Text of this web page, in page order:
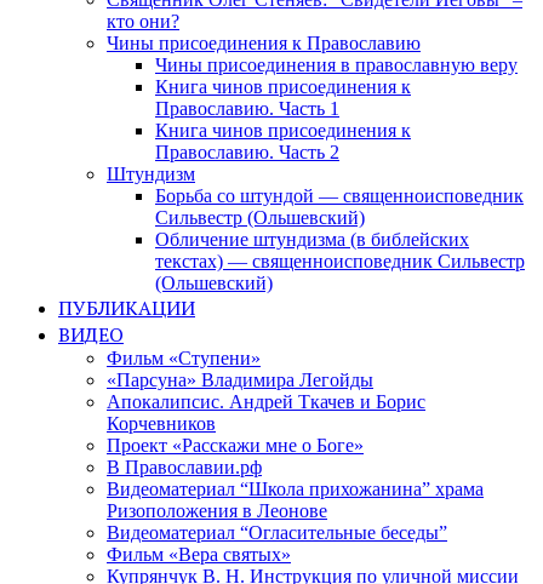
кто они?
Чины присоединения к Православию
Чины присоединения в православную веру
Книга чинов присоединения к
Православию. Часть 1
Книга чинов присоединения к
Православию. Часть 2
Штундизм
Борьба со штундой — священноисповедник
Сильвестр (Ольшевский)
Обличение штундизма (в библейских
текстах) — священноисповедник Сильвестр
(Ольшевский)
ПУБЛИКАЦИИ
ВИДЕО
Фильм «Ступени»
«Парсуна» Владимира Легойды
Апокалипсис. Андрей Ткачев и Борис
Корчевников
Проект «Расскажи мне о Боге»
В Православии.рф
Видеоматериал “Школа прихожанина” храма
Ризоположения в Леонове
Видеоматериал “Огласительные беседы”
Фильм «Вера святых»
Купрянчук В. Н. Инструкция по уличной миссии